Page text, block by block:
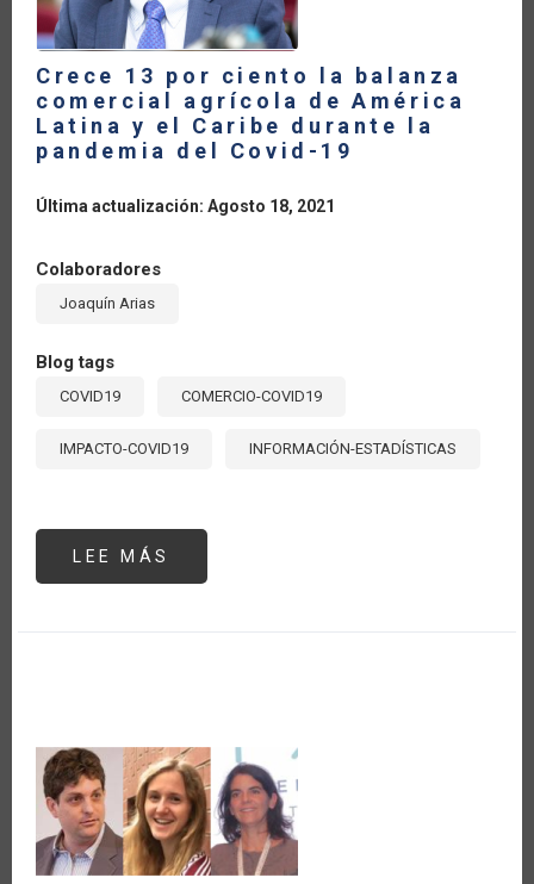
DURANTE
LA
PANDEMIA
DEL
COVID-
19
Crece 13 por ciento la balanza
comercial agrícola de América
Latina y el Caribe durante la
pandemia del Covid-19
Última actualización: Agosto 18, 2021
Colaboradores
Joaquín Arias
Blog tags
COVID19 COMERCIO-COVID19
IMPACTO-COVID19 INFORMACIÓN-ESTADÍSTICAS
LEE MÁS
13
Y
EL
CARIBE
DURANTE
LA
PANDEMIA
DEL
COVID-